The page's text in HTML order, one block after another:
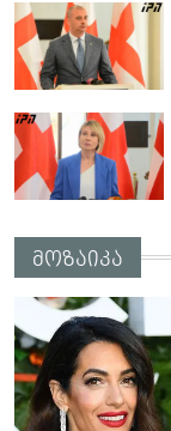
მოზაიკა